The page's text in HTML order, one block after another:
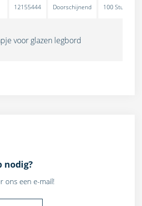
12155444 Doorschijnend 100 Stuks
voor glazen legbord
nodig?
ons een e-mail!